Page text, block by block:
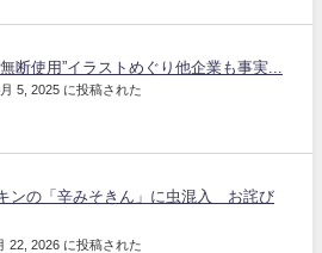
断使用”イラストめぐり他企業も事実...
5, 2025 に投稿された
ンの「辛みそきん」に虫混入 お詫び
22, 2026 に投稿された